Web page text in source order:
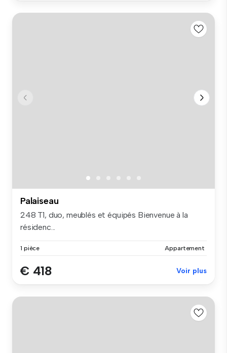
Palaiseau
248 T1, duo, meublés et équipés Bienvenue à la
résidenc...
1 pièce Appartement
€ 418 Voir plus